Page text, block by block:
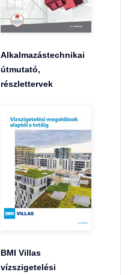
Alkalmazástechnikai
útmutató,
részlettervek
BMI Villas
vízszigetelési